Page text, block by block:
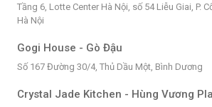
Tầng 6, Lotte Center Hà Nội, số 54 Liễu Giai, P.
Hà Nội
Gogi House - Gò Đậu
Số 167 Đường 30/4, Thủ Dầu Một, Bình Dương
Crystal Jade Kitchen - Hùng Vương